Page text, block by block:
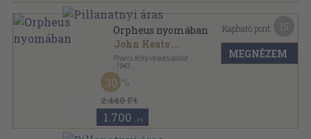
Orpheus nyomában
John Keats ...
Pharos Könyvkiadóvállalat
1943
Varrott papírkötés
Editio Pharos sorozat
2.440 Ft
30
1.700 ,-Ft
Kapható pont:
MEGNÉZEM